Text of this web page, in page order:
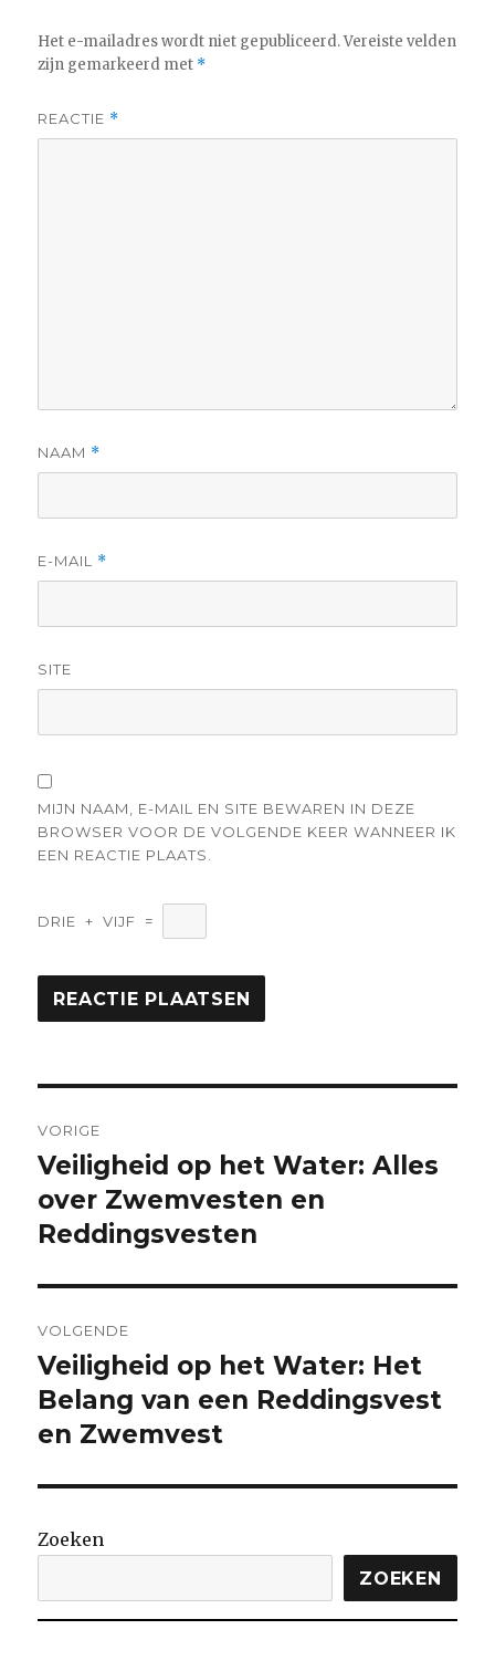
Het e-mailadres wordt niet gepubliceerd. Vereiste velden
zijn gemarkeerd met *
REACTIE *
NAAM *
E-MAIL *
SITE
MIJN NAAM, E-MAIL EN SITE BEWAREN IN DEZE
BROWSER VOOR DE VOLGENDE KEER WANNEER IK
EEN REACTIE PLAATS.
DRIE + VIJF =
VORIGE
Vorige
bericht:
Veiligheid op het Water: Alles
over Zwemvesten en
Reddingsvesten
VOLGENDE
Volgende
bericht:
Veiligheid op het Water: Het
Belang van een Reddingsvest
en Zwemvest
Zoeken
ZOEKEN